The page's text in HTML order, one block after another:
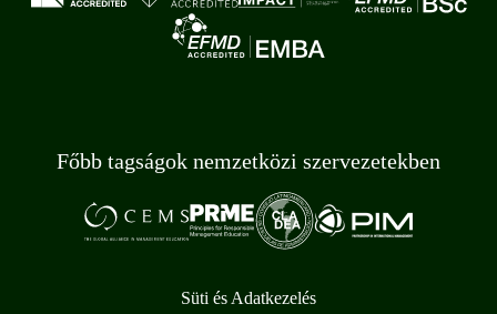
Főbb tagságok nemzetközi szervezetekben
Süti és Adatkezelés